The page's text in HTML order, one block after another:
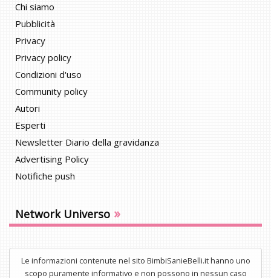
Chi siamo
Pubblicità
Privacy
Privacy policy
Condizioni d'uso
Community policy
Autori
Esperti
Newsletter Diario della gravidanza
Advertising Policy
Notifiche push
Network Universo »
Le informazioni contenute nel sito BimbiSanieBelli.it hanno uno
scopo puramente informativo e non possono in nessun caso